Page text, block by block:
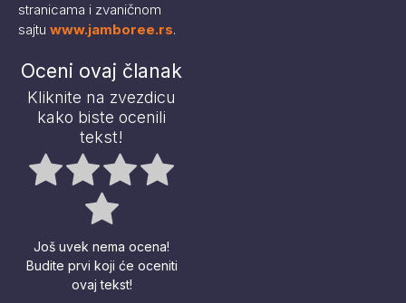
stranicama i zvaničnom
sajtu www.jamboree.rs.
Oceni ovaj članak
Kliknite na zvezdicu
kako biste ocenili
tekst!
Još uvek nema ocena!
Budite prvi koji će oceniti
ovaj tekst!